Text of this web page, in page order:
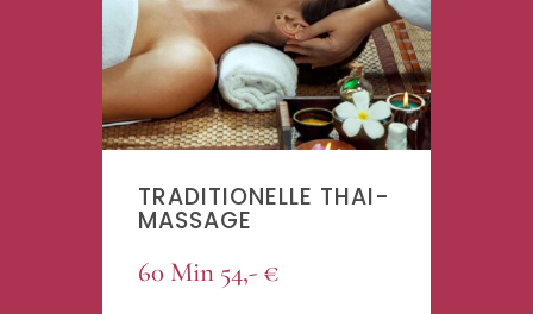
TRADITIONELLE THAI-
MASSAGE
60 Min 54,- €